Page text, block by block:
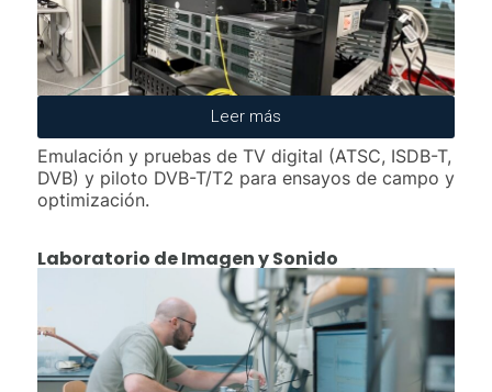
Leer más
Emulación y pruebas de TV digital (ATSC, ISDB-T,
DVB) y piloto DVB-T/T2 para ensayos de campo y
optimización.
Laboratorio de Imagen y Sonido